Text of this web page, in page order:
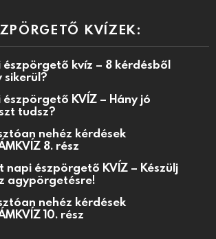
KVÍZEK:
észpörgető kvíz – 8 kérdésből
sikerül?
észpörgető KVÍZ – Hány jó
tudsz?
nehéz kérdések
8. rész
napi észpörgető KVÍZ – Készülj
agypörgetésre!
nehéz kérdések
10. rész